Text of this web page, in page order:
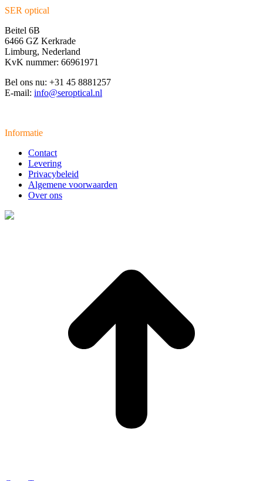
SER optical
Beitel 6B
6466 GZ Kerkrade
Limburg, Nederland
KvK nummer: 66961971
Bel ons nu: +31 45 8881257
E-mail: info@seroptical.nl
Informatie
Contact
Levering
Privacybeleid
Algemene voorwaarden
Over ons